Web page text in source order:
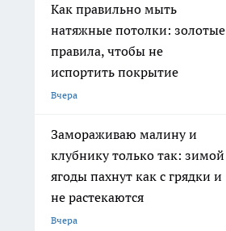
Как правильно мыть
натяжные потолки: золотые
правила, чтобы не
испортить покрытие
Вчера
Замораживаю малину и
клубнику только так: зимой
ягоды пахнут как с грядки и
не растекаются
Вчера